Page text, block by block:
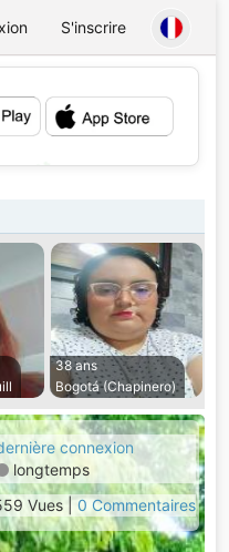
S'inscrire
38 ans
Bogotá (Chapinero)
connexion
longtemps
Vues |0 Commentaires